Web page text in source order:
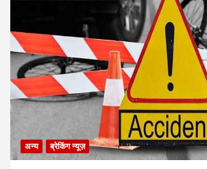
अन्य ब्रेकिंग न्यूज़